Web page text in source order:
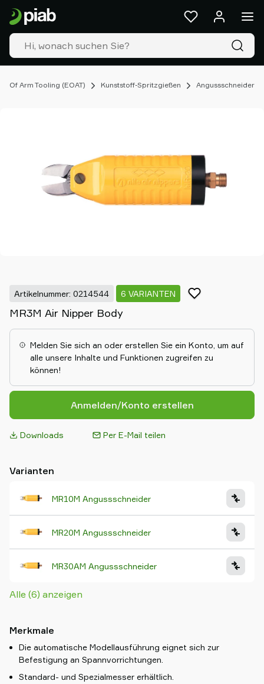
Of Arm Tooling (EOAT) Kunststoff-Spritzgießen Angussschneider
Artikelnummer: 0214544 6 VARIANTEN
MR3M Air Nipper Body
Melden Sie sich an oder erstellen Sie ein Konto, um auf
alle unsere Inhalte und Funktionen zugreifen zu
können!
Anmelden/Konto erstellen
Downloads Per E-Mail teilen
Varianten
MR10M Angussschneider
MR20M Angussschneider
MR30AM Angussschneider
Alle (6) anzeigen
Merkmale
Die automatische Modellausführung eignet sich zur
Befestigung an Spannvorrichtungen.
Standard- und Spezialmesser erhältlich.
Produkte
&
Lösungen
Industrien
Unsere
Ressourcen
Kontakt
Support